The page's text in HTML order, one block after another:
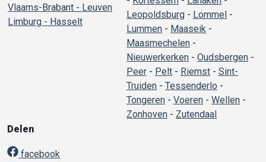
Vlaams-Brabant - Leuven
Limburg - Hasselt
Leopoldsburg - Lommel -
Lummen - Maaseik -
Maasmechelen -
Nieuwerkerken - Oudsbergen -
Peer - Pelt - Riemst - Sint-
Truiden - Tessenderlo -
Tongeren - Voeren - Wellen -
Zonhoven - Zutendaal
Delen
facebook